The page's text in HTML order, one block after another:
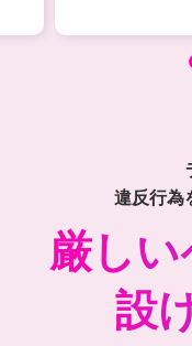
違反行為
厳し
設